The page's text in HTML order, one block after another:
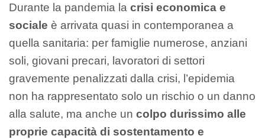
Durante la pandemia la crisi economica e
sociale è arrivata quasi in contemporanea a
quella sanitaria: per famiglie numerose, anziani
soli, giovani precari, lavoratori di settori
gravemente penalizzati dalla crisi, l’epidemia
non ha rappresentato solo un rischio o un danno
alla salute, ma anche un colpo durissimo alle
proprie capacità di sostentamento e